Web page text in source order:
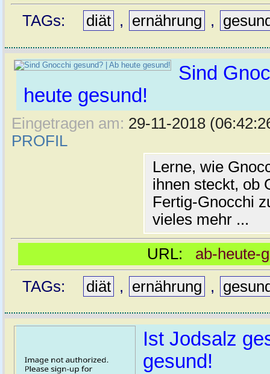
TAGs:
diät , ernährung ,
Sind
heute gesund!
Eingetragen am: 29-11-2018
PROFIL
Lerne, wie
ihnen steckt, ob
Fertig-Gnocchi
vieles mehr ...
URL: ab-heute-
TAGs:
diät , ernährung ,
Ist Jodsalz
gesund!